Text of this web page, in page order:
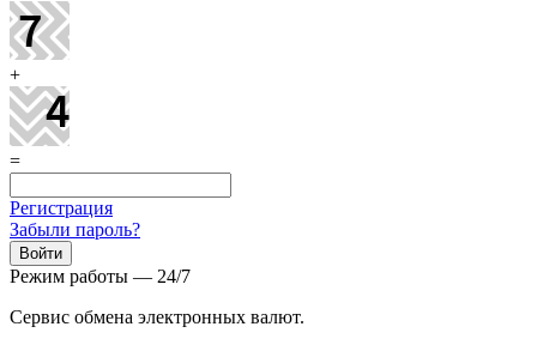
+
=
Регистрация
Забыли пароль?
Режим работы — 24/7
Сервис обмена электронных валют.